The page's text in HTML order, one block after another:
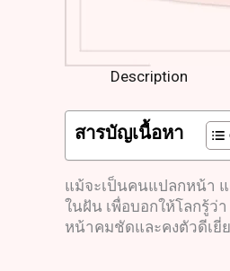
Description
สารบัญเนื้อหา
แม้จะเป็นคนแปลกหน้า แ
ในฝัน เพื่อบอกให้โลกรู้ว่
หน้าคมชัดและคงตัวดีเยี่